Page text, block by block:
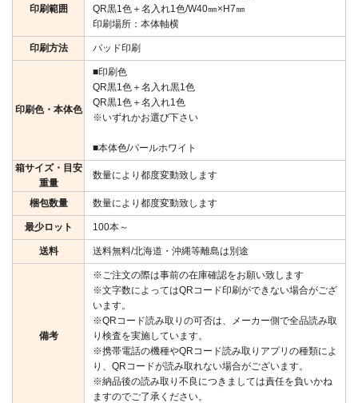
印刷範囲
QR黒1色＋名入れ1色/W40㎜×H7㎜
印刷場所：本体軸横
印刷方法 パッド印刷
印刷色・本体色
■印刷色
QR黒1色＋名入れ黒1色
QR黒1色＋名入れ1色
※いずれかお選び下さい
■本体色/パールホワイト
箱サイズ・目安
重量
数量により都度変動致します
梱包数量 数量により都度変動致します
最少ロット 100本～
送料 送料無料/北海道・沖縄等離島は別途
備考
※ご注文の際は事前の在庫確認をお願い致します
※文字数によってはQRコード印刷ができない場合がござ
います。
※QRコード読み取りの可否は、メーカー側で全品読み取
り検査を実施しています。
※携帯電話の機種やQRコード読み取りアプリの種類によ
り、QRコードが読み取れない場合がございます。
※納品後の読み取り不良につきましては責任を負いかね
ますのでご了承ください。